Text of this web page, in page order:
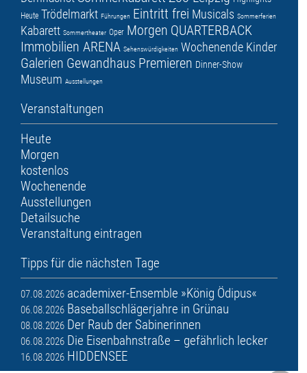
Heute Trödelmarkt Führungen Eintritt frei Musicals Sommerferien
Kabarett Sommertheater Oper Morgen QUARTERBACK
Immobilien ARENA Sehenswürdigkeiten Wochenende Kinder
Galerien Gewandhaus Premieren Dinner-Show
Museum Ausstellungen
Veranstaltungen
Heute
Morgen
kostenlos
Wochenende
Ausstellungen
Detailsuche
Veranstaltung eintragen
Tipps für die nächsten Tage
07.08.2026 academixer-Ensemble »König Ödipus«
06.08.2026 Baseballschlägerjahre in Grünau
08.08.2026 Der Raub der Sabinerinnen
06.08.2026 Die Eisenbahnstraße – gefährlich lecker
16.08.2026 HIDDENSEE